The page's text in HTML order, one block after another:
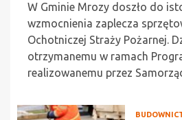
W Gminie Mrozy doszło do
wzmocnienia zaplecza
Ochotniczej Straży Pożarnej.
otrzymanemu w ramach
realizowanemu przez